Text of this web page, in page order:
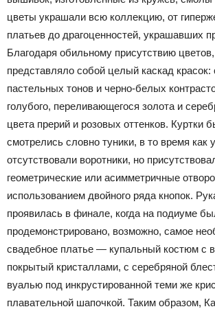
цветы украшали всю коллекцию, от
платьев до драгоценностей, украшавших
Благодаря обильному присутствию
представляло собой целый каскад красок:
пастельных тонов и черно-белых
голубого, переливающегося золота и
цвета прерий и розовых оттенков. Куртки
смотрелись словно туники, в то время как
отсутствовали воротники, но
геометрические или асимметричные
использованием двойного ряда кнопок.
проявилась в финале, когда на подиуме
продемонстрировано, возможно, самое
свадебное платье — купальный костюм с
покрытый кристаллами, с серебряной
вуалью под инкрустированной теми же
плавательной шапочкой. Таким образом,